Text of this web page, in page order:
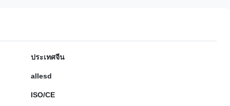
ประเทศจีน
allesd
ISO/CE